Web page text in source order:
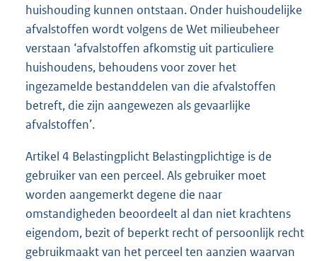
huishouding kunnen ontstaan. Onder huishoudelijke
afvalstoffen wordt volgens de Wet milieubeheer
verstaan ‘afvalstoffen afkomstig uit particuliere
huishoudens, behoudens voor zover het
ingezamelde bestanddelen van die afvalstoffen
betreft, die zijn aangewezen als gevaarlijke
afvalstoffen’.
Artikel 4 Belastingplicht Belastingplichtige is de
gebruiker van een perceel. Als gebruiker moet
worden aangemerkt degene die naar
omstandigheden beoordeelt al dan niet krachtens
eigendom, bezit of beperkt recht of persoonlijk recht
gebruikmaakt van het perceel ten aanzien waarvan